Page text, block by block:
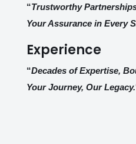
“Trustworthy
Your Assurance in Every
Experience
“Decades of Expertise,
Your Journey, Our Legacy.